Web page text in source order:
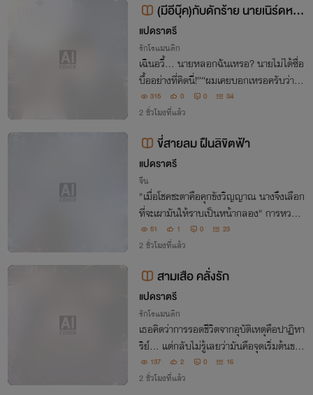
(มีอีบุ๊ค)กับดักร้าย นายเนิร์ดหน้า
นิ่ง
แปดราตรี
รักโรแมนติก
เฉินอวี้... นายหลอกฉันเหรอ? นายไม่ได้ซื่อ
บื้ออย่างที่คิดนี่!”“ผมเคยบอกเหรอครับว่าผม
เป็นคนดี?”
315 0 0 34
2 ชั่วโมงที่แล้ว
ขี่สายลม ฝืนลิขิตฟ้า
แปดราตรี
จีน
"เมื่อโชคชะตาคือคุกขังวิญญาณ นางจึงเลือก
ที่จะเผามันให้ราบเป็นหน้ากลอง" การหวนคื
นของจอมมารไร้ใจ กลายเป็นการเปลี่ยนกระ
ดานหมากของสวรรค์ไปตลอดกาล หลิงหลัว
ไม่ได้กลับมาเพื่อเป็นตัวเอกในเทพนิยาย
51 1 0 23
2 ชั่วโมงที่แล้ว
สามเสือ คลั่งรัก
แปดราตรี
รักโรแมนติก
เธอคิดว่าการรอดชีวิตจากอุบัติเหตุคือปาฏิหา
ริย์... แต่กลับไม่รู้เลยว่ามันคือจุดเริ่มต้นของ
การถูกผู้ชายสามคนเข้ามาเปลี่ยนทั้งชีวิต หนึ่
งคนคือ คุณหมอผู้เย็นชา ที่อ่อนโยนกับเธอเ
137 2 0 16
2 ชั่วโมงที่แล้ว